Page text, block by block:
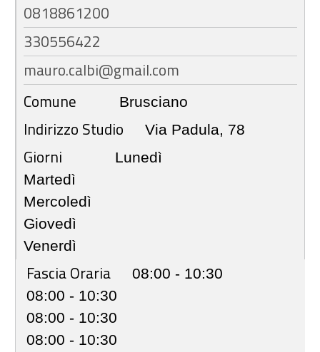
0818861200
330556422
mauro.calbi@gmail.com
Comune
Brusciano
Indirizzo Studio Via Padula, 78
Giorni
Lunedì
Martedì
Mercoledì
Giovedì
Venerdì
Fascia Oraria
08:00 - 10:30
08:00 - 10:30
08:00 - 10:30
08:00 - 10:30